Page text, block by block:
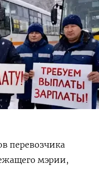
перевозчика
мэрии,